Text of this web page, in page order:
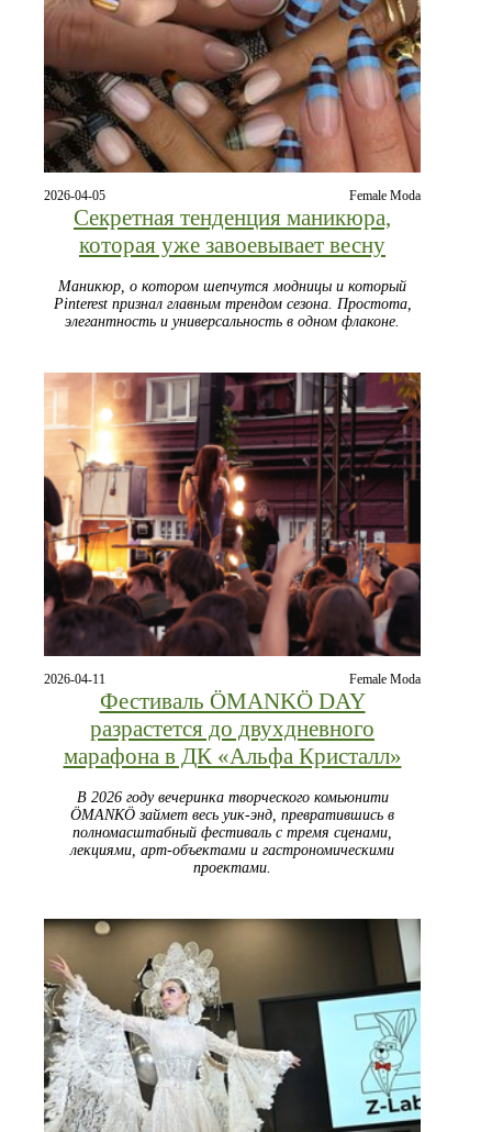
2026-04-05 Female Moda
Секретная тенденция маникюра,
которая уже завоевывает весну
Маникюр, о котором шепчутся модницы и который
Pinterest признал главным трендом сезона. Простота,
элегантность и универсальность в одном флаконе.
2026-04-11 Female Moda
Фестиваль ÖMANKÖ DAY
разрастется до двухдневного
марафона в ДК «Альфа Кристалл»
В 2026 году вечеринка творческого комьюнити
ÖMANKÖ займет весь уик-энд, превратившись в
полномасштабный фестиваль с тремя сценами,
лекциями, арт-объектами и гастрономическими
проектами.